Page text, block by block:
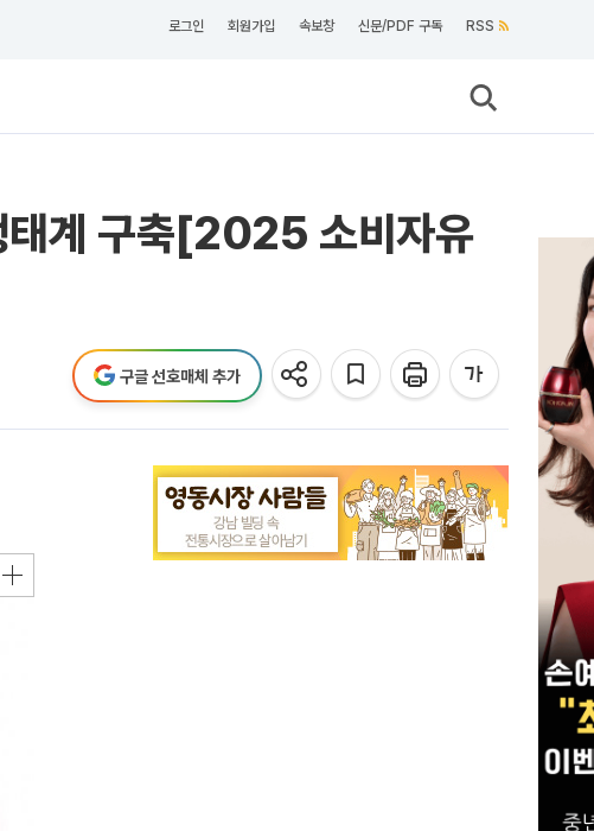
로그인 회원가입 속보창 신문/PDF 구독 RSS
태계 구축[2025 소비자유
구글 선호매체 추가